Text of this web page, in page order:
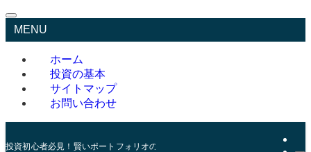
MENU
ホーム
投資の基本
サイトマップ
お問い合わせ
投資初心者必見！賢いポートフォリオの組み方とリスク管理の秘訣